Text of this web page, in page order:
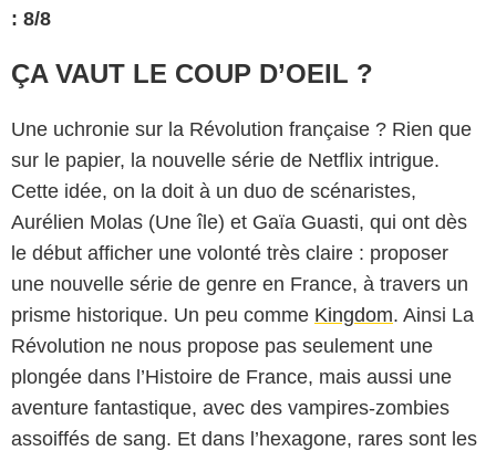
: 8/8
ÇA VAUT LE COUP D’OEIL ?
Une uchronie sur la Révolution française ? Rien que
sur le papier, la nouvelle série de Netflix intrigue.
Cette idée, on la doit à un duo de scénaristes,
Aurélien Molas (Une île) et Gaïa Guasti, qui ont dès
le début afficher une volonté très claire : proposer
une nouvelle série de genre en France, à travers un
prisme historique. Un peu comme Kingdom. Ainsi La
Révolution ne nous propose pas seulement une
plongée dans l’Histoire de France, mais aussi une
aventure fantastique, avec des vampires-zombies
assoiffés de sang. Et dans l’hexagone, rares sont les